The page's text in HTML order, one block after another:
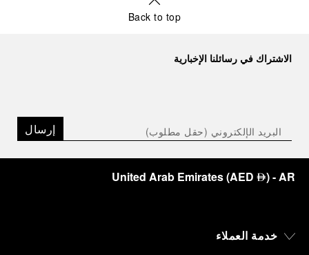
Back to top
الاشتراك في رسائلنا الإخبارية
إرسال
United Arab Emirates(AED ⃃)- AR
خدمة العملاء